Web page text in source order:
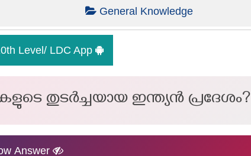
General Knowledge
Level/ LDC App
തുടർച്ചയായ ഇന്ത്യൻ പ്രദേശം?
Answer